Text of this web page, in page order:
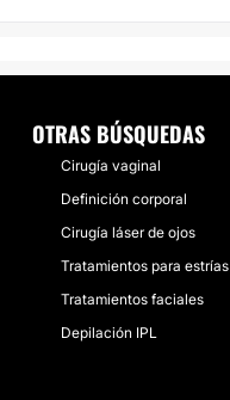
OTRAS BÚSQUEDAS
Cirugía vaginal
Definición corporal
Cirugía láser de ojos
Tratamientos para estrías
Tratamientos faciales
Depilación IPL